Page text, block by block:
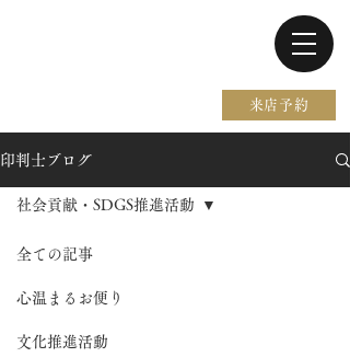
来店予約
印判士ブログ
全ての記事
心温まるお便り
文化推進活動
社会貢献・SDGS推進活動